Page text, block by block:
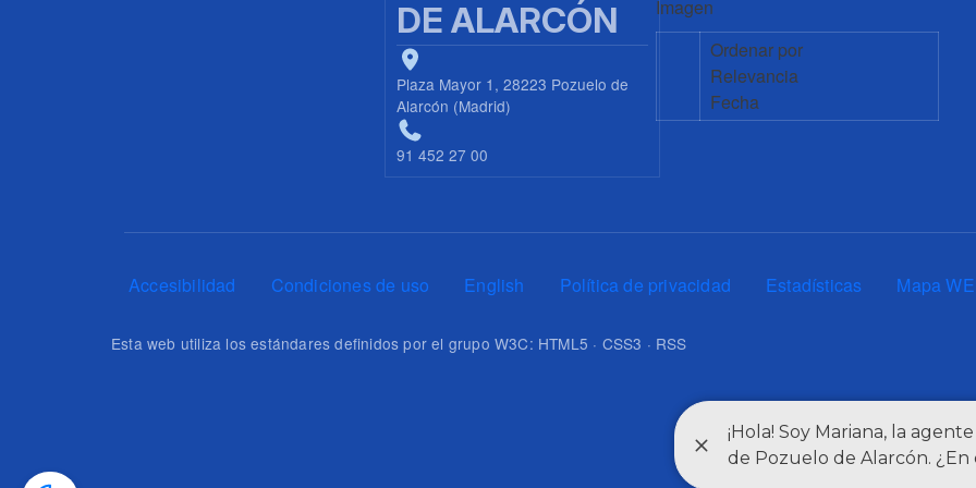
DE ALARCÓN
Plaza Mayor 1, 28223 Pozuelo de
Alarcón (Madrid)
91 452 27 00
Imagen
Ordenar por
Relevancia
Fecha
Pie de página
Accesibilidad Condiciones de uso English Política de privacidad Estadísticas Mapa
Esta web utiliza los estándares definidos por el grupo W3C: HTML5 · CSS3 · RSS